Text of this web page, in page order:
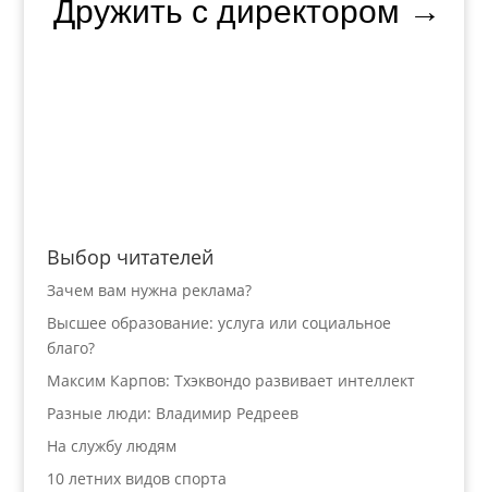
Дружить с директором →
Выбор читателей
Зачем вам нужна реклама?
Высшее образование: услуга или социальное
благо?
Максим Карпов: Тхэквондо развивает интеллект
Разные люди: Владимир Редреев
На службу людям
10 летних видов спорта